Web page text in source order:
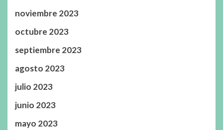
noviembre 2023
octubre 2023
septiembre 2023
agosto 2023
julio 2023
junio 2023
mayo 2023